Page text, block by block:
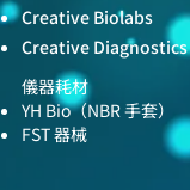
Creative Biolabs
Creative Diagnostics
儀器耗材
YH Bio（NBR 手套）
FST 器械